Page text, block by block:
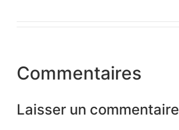
Commentaires
Laisser un commentaire